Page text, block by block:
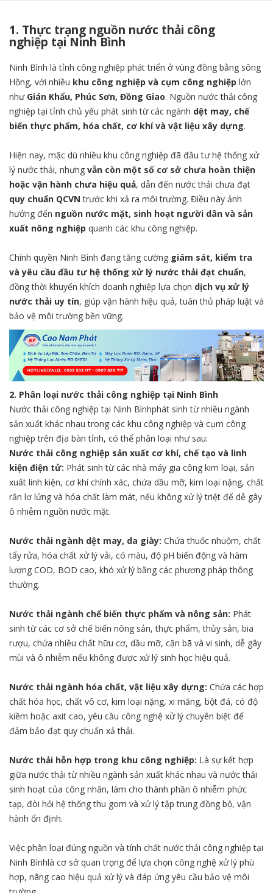
1. Thực trạng nguồn nước thải công
nghiệp tại Ninh Bình
Ninh Bình là tỉnh công nghiệp phát triển ở vùng đồng bằng sông
Hồng, với nhiều khu công nghiệp và cụm công nghiệp lớn
như Gián Khẩu, Phúc Sơn, Đồng Giao. Nguồn nước thải công
nghiệp tại tỉnh chủ yếu phát sinh từ các ngành dệt may, chế
biến thực phẩm, hóa chất, cơ khí và vật liệu xây dựng.
Hiện nay, mặc dù nhiều khu công nghiệp đã đầu tư hệ thống xử
lý nước thải, nhưng vẫn còn một số cơ sở chưa hoàn thiện
hoặc vận hành chưa hiệu quả, dẫn đến nước thải chưa đạt
quy chuẩn QCVN trước khi xả ra môi trường. Điều này ảnh
hưởng đến nguồn nước mặt, sinh hoạt người dân và sản
xuất nông nghiệp quanh các khu công nghiệp.
Chính quyền Ninh Bình đang tăng cường giám sát, kiểm tra
và yêu cầu đầu tư hệ thống xử lý nước thải đạt chuẩn,
đồng thời khuyến khích doanh nghiệp lựa chọn dịch vụ xử lý
nước thải uy tín, giúp vận hành hiệu quả, tuân thủ pháp luật và
bảo vệ môi trường bền vững.
2. Phân loại nước thải công nghiệp tại Ninh Bình
Nước thải công nghiệp tại Ninh Bìnhphát sinh từ nhiều ngành
sản xuất khác nhau trong các khu công nghiệp và cụm công
nghiệp trên địa bàn tỉnh, có thể phân loại như sau:
Nước thải công nghiệp sản xuất cơ khí, chế tạo và linh
kiện điện tử: Phát sinh từ các nhà máy gia công kim loại, sản
xuất linh kiện, cơ khí chính xác, chứa dầu mỡ, kim loại nặng, chất
rắn lơ lửng và hóa chất làm mát, nếu không xử lý triệt để dễ gây
ô nhiễm nguồn nước mặt.
Nước thải ngành dệt may, da giày: Chứa thuốc nhuộm, chất
tẩy rửa, hóa chất xử lý vải, có màu, độ pH biến động và hàm
lượng COD, BOD cao, khó xử lý bằng các phương pháp thông
thường.
Nước thải ngành chế biến thực phẩm và nông sản: Phát
sinh từ các cơ sở chế biến nông sản, thực phẩm, thủy sản, bia
rượu, chứa nhiều chất hữu cơ, dầu mỡ, cặn bã và vi sinh, dễ gây
mùi và ô nhiễm nếu không được xử lý sinh học hiệu quả.
Nước thải ngành hóa chất, vật liệu xây dựng: Chứa các hợp
chất hóa học, chất vô cơ, kim loại nặng, xi măng, bột đá, có độ
kiềm hoặc axit cao, yêu cầu công nghệ xử lý chuyên biệt để
đảm bảo đạt quy chuẩn xả thải.
Nước thải hỗn hợp trong khu công nghiệp: Là sự kết hợp
giữa nước thải từ nhiều ngành sản xuất khác nhau và nước thải
sinh hoạt của công nhân, làm cho thành phần ô nhiễm phức
tạp, đòi hỏi hệ thống thu gom và xử lý tập trung đồng bộ, vận
hành ổn định.
Việc phân loại đúng nguồn và tính chất nước thải công nghiệp tại
Ninh Bìnhlà cơ sở quan trọng để lựa chọn công nghệ xử lý phù
hợp, nâng cao hiệu quả xử lý và đáp ứng yêu cầu bảo vệ môi